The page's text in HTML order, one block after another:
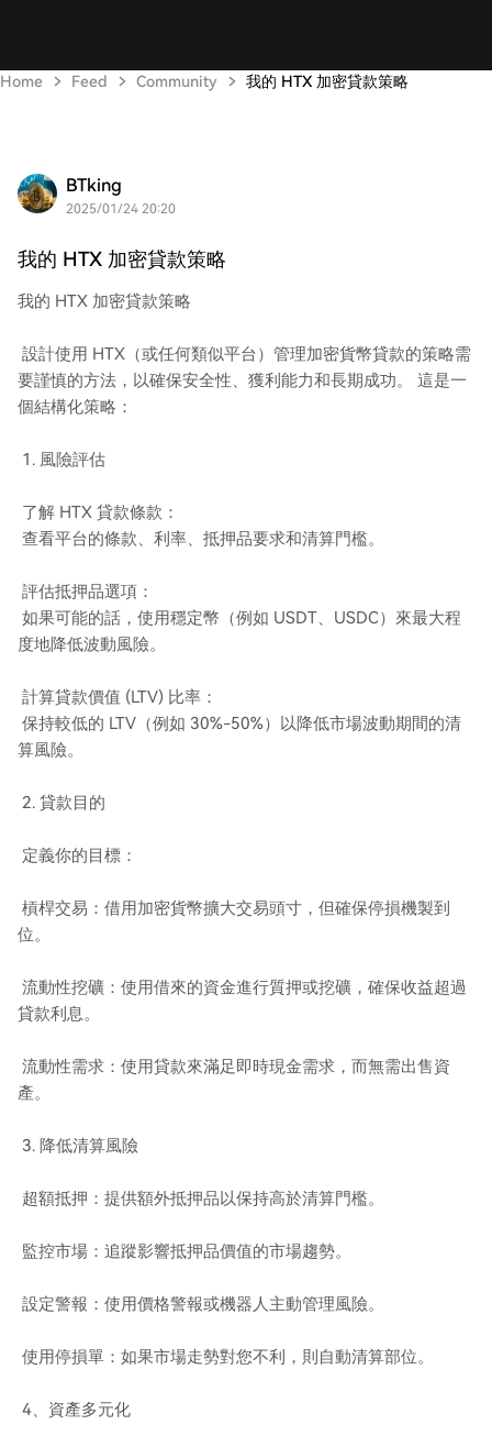
Home Feed Community 我的 HTX 加密貸款策略
BTking
2025/01/24 20:20
我的 HTX 加密貸款策略
我的 HTX 加密貸款策略
設計使用 HTX（或任何類似平台）管理加密貨幣貸款的策略需
要謹慎的方法，以確保安全性、獲利能力和長期成功。 這是一
個結構化策略：
1. 風險評估
了解 HTX 貸款條款：
查看平台的條款、利率、抵押品要求和清算門檻。
評估抵押品選項：
如果可能的話，使用穩定幣（例如 USDT、USDC）來最大程
度地降低波動風險。
計算貸款價值 (LTV) 比率：
保持較低的 LTV（例如 30%-50%）以降低市場波動期間的清
算風險。
2. 貸款目的
定義你的目標：
槓桿交易：借用加密貨幣擴大交易頭寸，但確保停損機製到
位。
流動性挖礦：使用借來的資金進行質押或挖礦，確保收益超過
貸款利息。
流動性需求：使用貸款來滿足即時現金需求，而無需出售資
產。
3. 降低清算風險
超額抵押：提供額外抵押品以保持高於清算門檻。
監控市場：追蹤影響抵押品價值的市場趨勢。
設定警報：使用價格警報或機器人主動管理風險。
使用停損單：如果市場走勢對您不利，則自動清算部位。
4、資產多元化